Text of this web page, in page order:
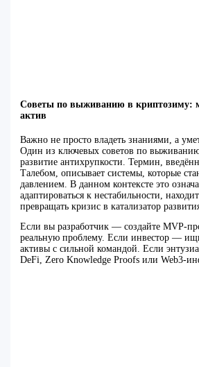
Советы по выживанию в криптозиму:
актив
Важно не просто владеть знаниями, а
Один из ключевых советов по
развитие антихрупкости. Термин,
Талебом, описывает системы, которые
давлением. В данном контексте это
адаптироваться к нестабильности,
превращать кризис в катализатор
Если вы разработчик — создайте MVP-
реальную проблему. Если инвестор —
активы с сильной командой. Если
DeFi, Zero Knowledge Proofs или Web3-